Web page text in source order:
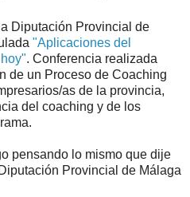
Diputación Provincial de
"Aplicaciones del
. Conferencia realizada
de un Proceso de Coaching
as de la provincia,
del coaching y de los
pensando lo mismo que dije
Provincial de Málaga